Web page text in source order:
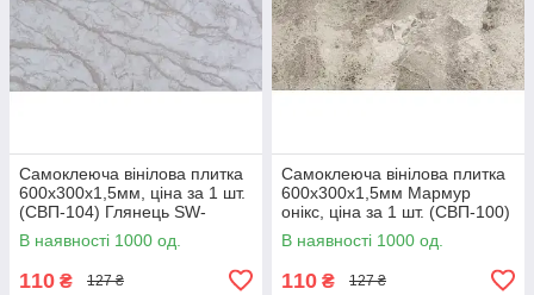
Самоклеюча вінілова плитка
600х300х1,5мм, ціна за 1 шт.
(СВП-104) Глянець SW-
00000493
В наявності 1000 од.
110 ₴ 127 ₴
Самоклеюча вінілова плитка
600х300х1,5мм Мармур
онікс, ціна за 1 шт. (СВП-100)
Глянець SW-00000643
В наявності 1000 од.
110 ₴ 127 ₴